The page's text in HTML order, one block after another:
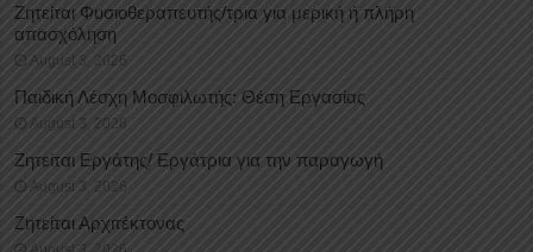
Ζητείται Φυσιοθεραπευτής/τρια για μερική ή πλήρη
απασχόληση
August 3, 2026
Παιδική Λέσχη Μοσφιλωτής: Θέση Εργασίας
August 3, 2026
Ζητείται Εργάτης/ Εργάτρια για την παραγωγή
August 3, 2026
Ζητείται Αρχιτέκτονας